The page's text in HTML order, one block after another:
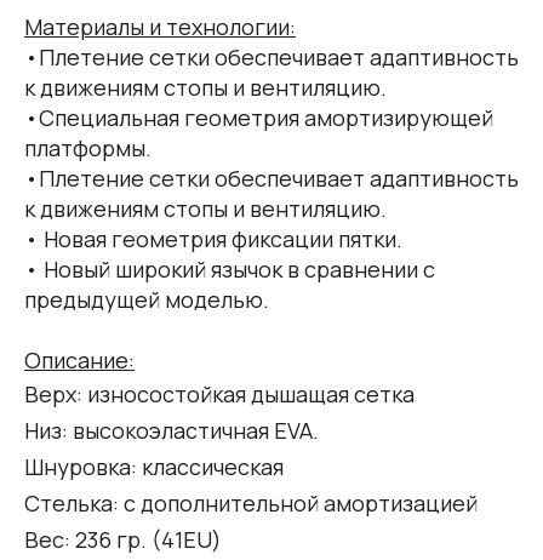
Материалы и технологии:
•Плетение сетки обеспечивает адаптивность
к движениям стопы и вентиляцию.
•Специальная геометрия амортизирующей
платформы.
•Плетение сетки обеспечивает адаптивность
к движениям стопы и вентиляцию.
• Новая геометрия фиксации пятки.
• Новый широкий язычок в сравнении с
предыдущей моделью.
Описание:
Верх: износостойкая дышащая сетка
Низ: высокоэластичная EVA.
Шнуровка: классическая
Стелька: с дополнительной амортизацией
Вес: 236 гр. (41EU)